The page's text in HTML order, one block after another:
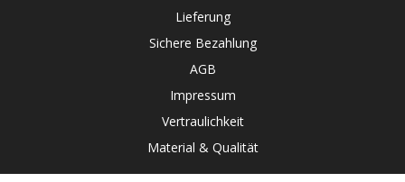
Lieferung
Sichere Bezahlung
AGB
Impressum
Vertraulichkeit
Material & Qualität